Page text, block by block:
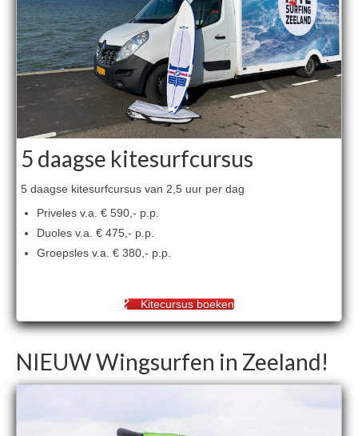
5 daagse kitesurfcursus
5 daagse kitesurfcursus van 2,5 uur per dag
Priveles v.a. € 590,- p.p.
Duoles v.a. € 475,- p.p.
Groepsles v.a. € 380,- p.p.
Kitecursus boeken
NIEUW Wingsurfen in Zeeland!